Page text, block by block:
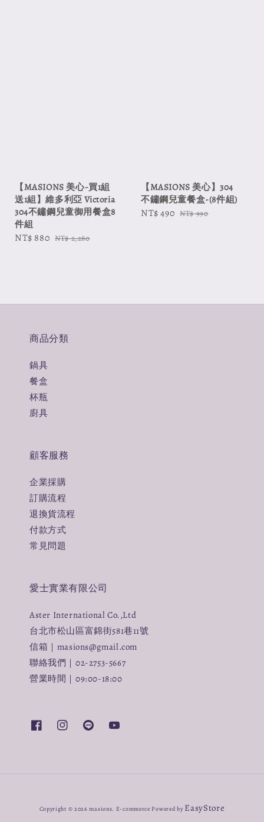
【MASIONS 美心-買1組
送1組】維多利亞 Victoria
304不鏽鋼兒童御用餐盒8
件組
Sale
NT$ 880 Regular
NT$ 2,280
【MASIONS 美心】304
不鏽鋼兒童餐盒-(8件組)
Sale
NT$ 490 Regular
NT$ 990
商品分類
鍋具
餐盒
杯瓶
廚具
顧客服務
企業採購
訂購流程
退換貨流程
付款方式
常見問題
愛士實業有限公司
Aster International Co.,Ltd
台北市松山區富錦街581巷11號
信箱｜masions@gmail.com
聯絡我們｜02-2753-5667
營業時間｜09:00-18:00
Copyright © 2026 masions. E-commerce Powered by EasyStore